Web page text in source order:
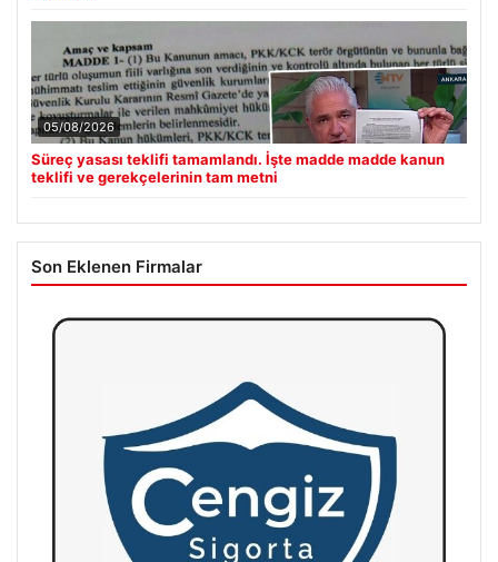
05/08/2026
Süreç yasası teklifi tamamlandı. İşte madde madde kanun
teklifi ve gerekçelerinin tam metni
Son Eklenen Firmalar